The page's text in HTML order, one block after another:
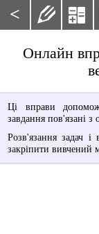
<  
Онлайн
Ці вправи
завдання пов'язані з
Розв'язання задач і
закріпити вивчений